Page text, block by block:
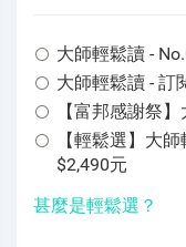
大師輕鬆讀 -
大師輕鬆讀 - 訂
【富邦感謝祭
【輕鬆選】大
$2,490元
甚麼是輕鬆選？